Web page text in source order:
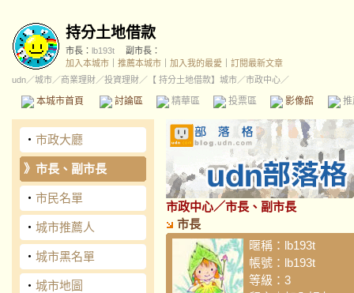
持分土地借款
市長： lb193t
副市長：
加入本城市
推薦本城市 加入我的最愛
訂閱最新文章
udn／城市／商業理財／投資理財／ 【 持分土地借款】城市／市政中心／
本城市首頁 討論區 精華區 投票區 影像館
‧ 市政大廳
》 市長、副市長
‧ 市民名單
‧ 城市推薦人
‧ 城市黑名單
‧ 城市地圖
市政中心／市長、副市長
市長
暱稱： lb193t
帳號： lb193t
等級：3